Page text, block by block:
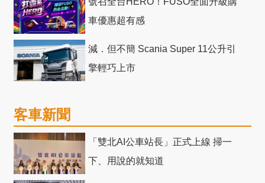
車優惠超有感
減．但不簡 Scania Super 11公升引
擎輕巧上市
客車新聞
「雙北AI公車站長」正式上線 掃一
下、用說的就知道